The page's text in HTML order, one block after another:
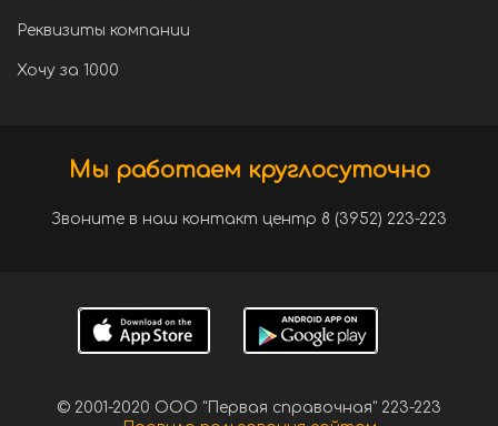
Реквизиты компании
Хочу за 1000
Мы работаем круглосуточно
Звоните в наш контакт центр 8 (3952) 223-223
© 2001-2020 ООО "Первая справочная" 223-223